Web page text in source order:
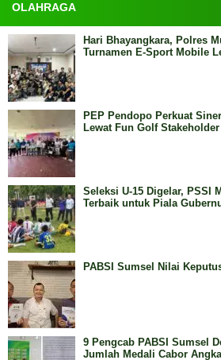
OLAHRAGA
Hari Bhayangkara, Polres
Turnamen E-Sport Mobile
PEP Pendopo Perkuat
Lewat Fun Golf Stakeholder
Seleksi U-15 Digelar, PSSI
Terbaik untuk Piala
PABSI Sumsel Nilai
9 Pengcab PABSI Sumsel
Jumlah Medali Cabor